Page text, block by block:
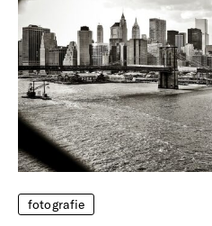
fotografie